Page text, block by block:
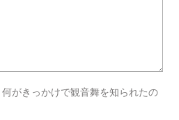
がきっかけで観音舞を知られたの